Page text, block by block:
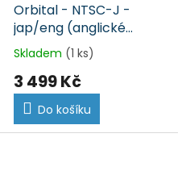
Orbital - NTSC-J -
jap/eng (anglické
titulky) (GBA)
Skladem (1 ks)
3 499 Kč
Do košíku